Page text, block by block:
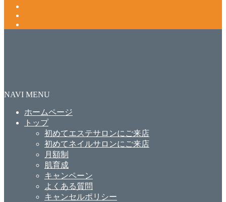
NAVI MENU
ホームページ
トップ
初めてエステサロンにご来店
初めてネイルサロンにご来店
月額制
肌育成
キャンペーン
よくある質問
キャンセルポリシー